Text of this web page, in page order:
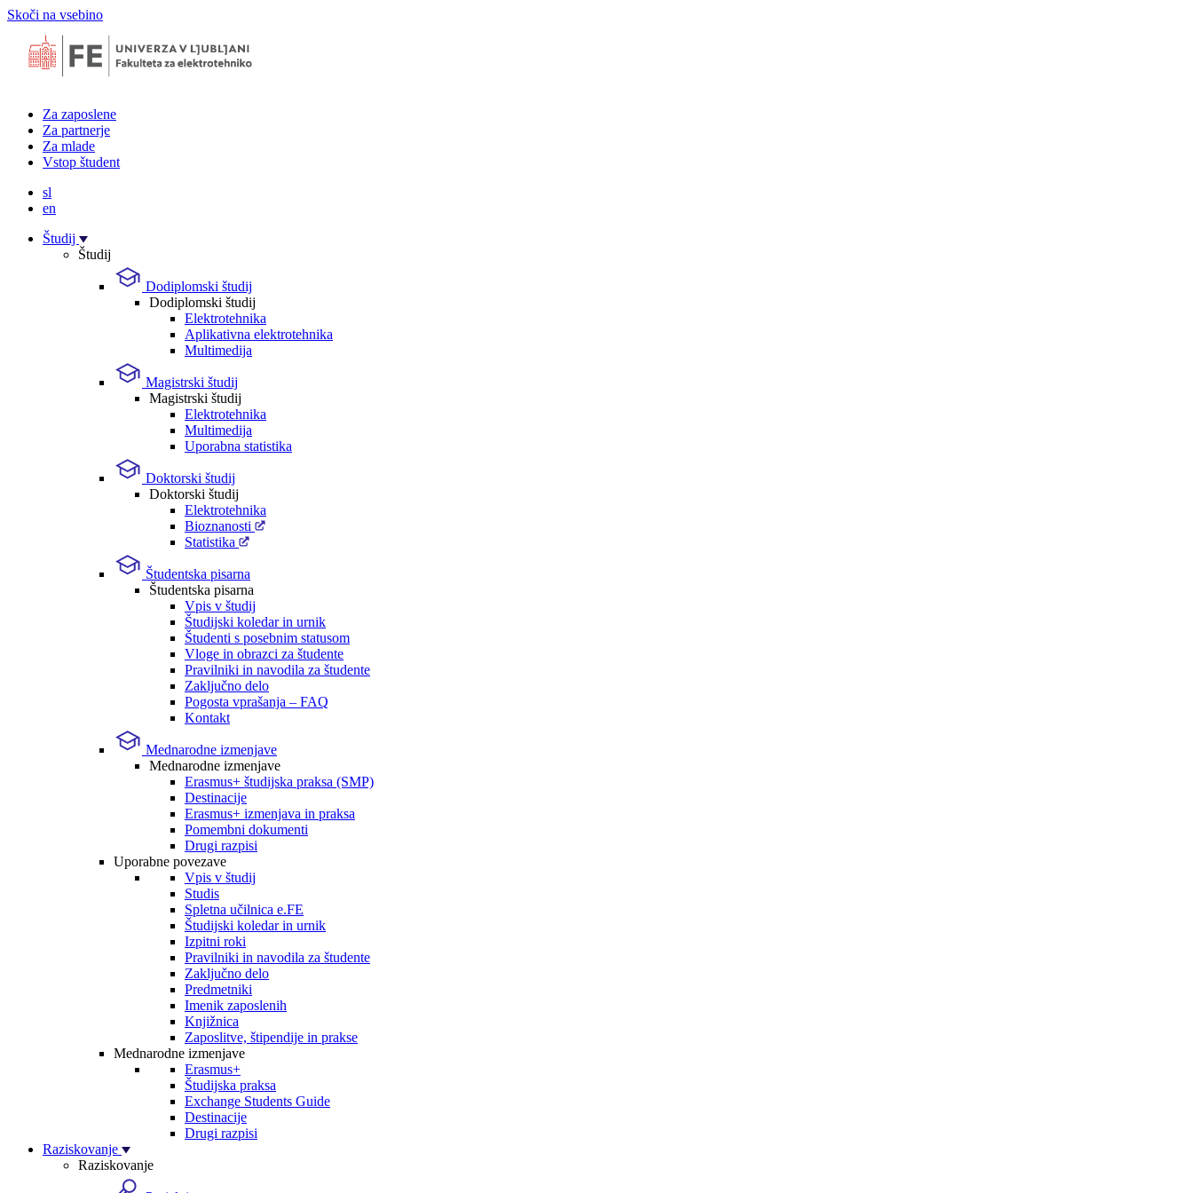
Skoči na vsebino
Za zaposlene
Za partnerje
Za mlade
Vstop študent
sl
en
Študij
Študij
Dodiplomski študij
Dodiplomski študij
Elektrotehnika
Aplikativna elektrotehnika
Multimedija
Magistrski študij
Magistrski študij
Elektrotehnika
Multimedija
Uporabna statistika
Doktorski študij
Doktorski študij
Elektrotehnika
Bioznanosti
Statistika
Študentska pisarna
Študentska pisarna
Vpis v študij
Študijski koledar in urnik
Študenti s posebnim statusom
Vloge in obrazci za študente
Pravilniki in navodila za študente
Zaključno delo
Pogosta vprašanja – FAQ
Kontakt
Mednarodne izmenjave
Mednarodne izmenjave
Erasmus+ študijska praksa (SMP)
Destinacije
Erasmus+ izmenjava in praksa
Pomembni dokumenti
Drugi razpisi
Uporabne povezave
Vpis v študij
Studis
Spletna učilnica e.FE
Študijski koledar in urnik
Izpitni roki
Pravilniki in navodila za študente
Zaključno delo
Predmetniki
Imenik zaposlenih
Knjižnica
Zaposlitve, štipendije in prakse
Mednarodne izmenjave
Erasmus+
Študijska praksa
Exchange Students Guide
Destinacije
Drugi razpisi
Raziskovanje
Raziskovanje